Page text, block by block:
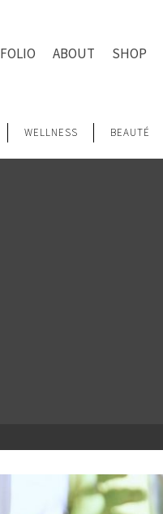
ABOUT SHOP
WELLNESS BEAUTÉ